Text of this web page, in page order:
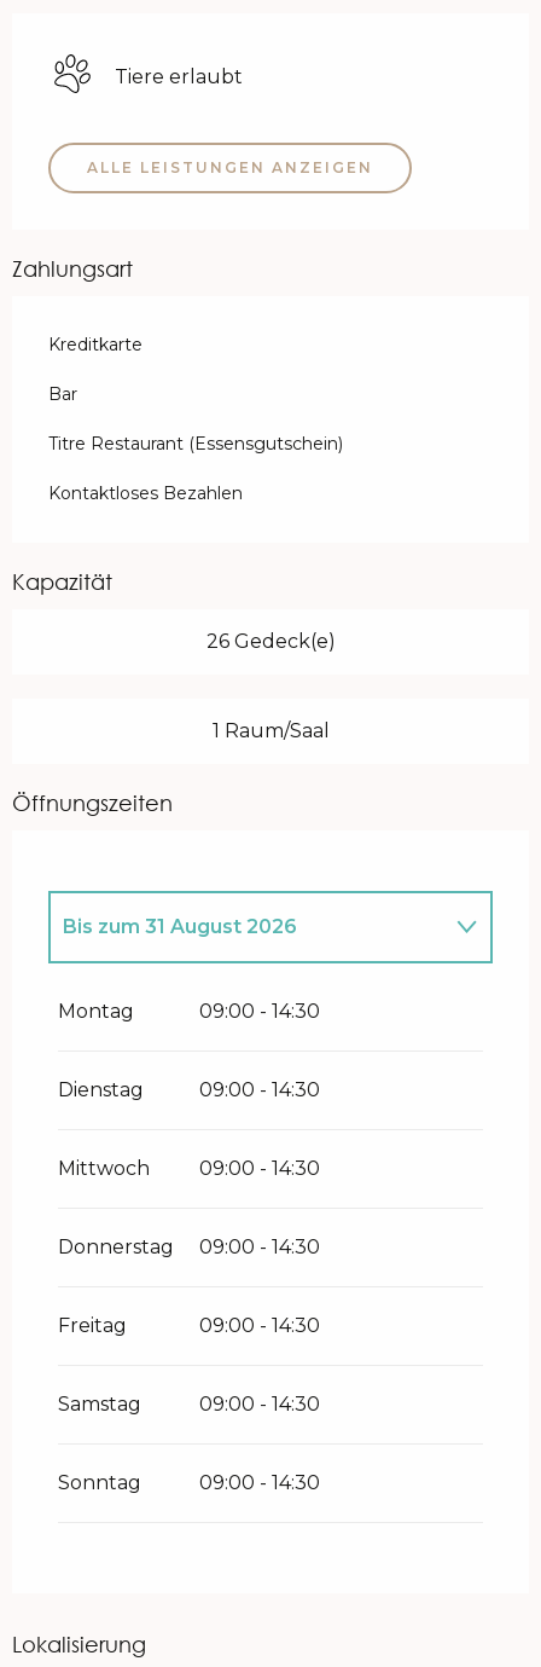
Tiere erlaubt
ALLE LEISTUNGEN ANZEIGEN
Zahlungsart
Kreditkarte
Bar
Titre Restaurant (Essensgutschein)
Kontaktloses Bezahlen
Kapazität
26 Gedeck(e)
1 Raum/Saal
Öffnungszeiten
Bis zum 31 August 2026
Dezember 2026
Montag 09:00 - 14:30
Dienstag 09:00 - 14:30
Mittwoch 09:00 - 14:30
Donnerstag 09:00 - 14:30
Freitag 09:00 - 14:30
Samstag 09:00 - 14:30
Sonntag 09:00 - 14:30
Lokalisierung